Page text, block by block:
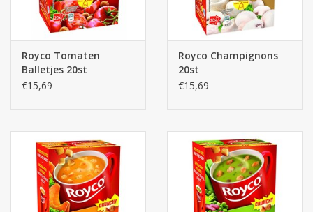
Royco Tomaten
Balletjes 20st
€15,69
Royco Champignons
20st
€15,69